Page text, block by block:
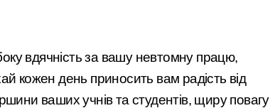
вдячність за вашу невтомну працю,
кожен день приносить вам радість від
ваших учнів та студентів, щиру повагу